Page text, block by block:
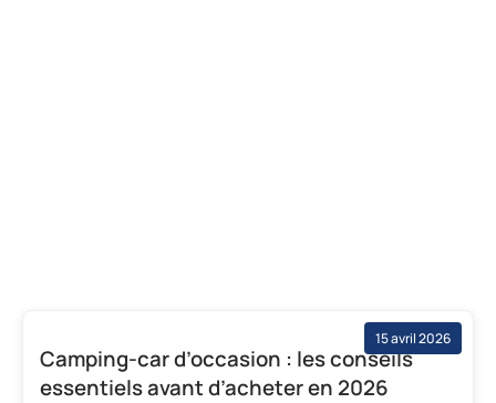
15 avril 2026
Camping-car d’occasion : les conseils
essentiels avant d’acheter en 2026